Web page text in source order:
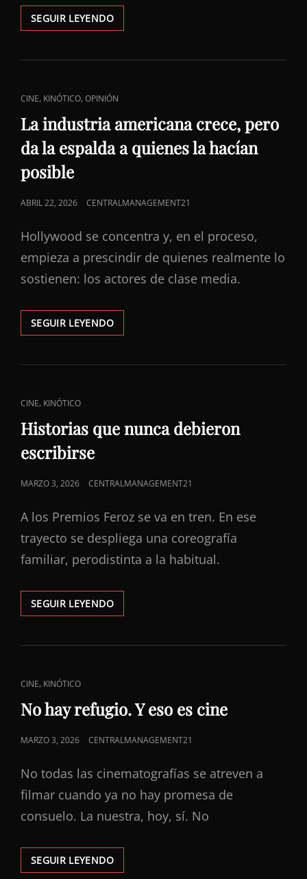
SEGUIR LEYENDOLA
TRAMPA
LAS
PELIGROSO
FENÓMENO
DE
MICHAEL
JACKSON
ENLACES
DE
CATEGORÍAS
CINE, KINÓTICO,OPINIÓN
La industria americana crece, pero
da la espalda a quienes la hacían
posible
PUBLICADO
ABRIL 22, 2026 CENTRALMANAGEMENT21
Hollywood se concentra y, en el proceso,
empieza a prescindir de quienes realmente lo
sostienen: los actores de clase media.
SEGUIR LEYENDOLA
INDUSTRIA
CRECE,
ESPALDA
A
HACÍAN
ENLACES
DE
CATEGORÍAS
CINE, KINÓTICO
Historias que nunca debieron
escribirse
PUBLICADO
MARZO 3, 2026 CENTRALMANAGEMENT21
A los Premios Feroz se va en tren. En ese
trayecto se despliega una coreografía
familiar, perodistinta a la habitual.
SEGUIR LEYENDOHISTORIAS
QUE
DEBIERON
ENLACES
DE
CATEGORÍAS
CINE, KINÓTICO
No hay refugio. Y eso es cine
PUBLICADO
MARZO 3, 2026 CENTRALMANAGEMENT21
No todas las cinematografías se atreven a
filmar cuando ya no hay promesa de
consuelo. La nuestra, hoy, sí. No
SEGUIR LEYENDONO
HAY